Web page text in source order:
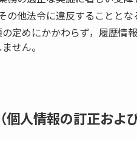
の他法令に違反することとな
定めにかかわらず，履歴情
せん。
個人情報の訂正およ